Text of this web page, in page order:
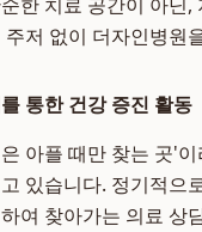
저 없이 더자인병원
통한 건강 증진 활동
아플 때만 찾는 곳'
있습니다. 정기적으
여 찾아가는 의료 상